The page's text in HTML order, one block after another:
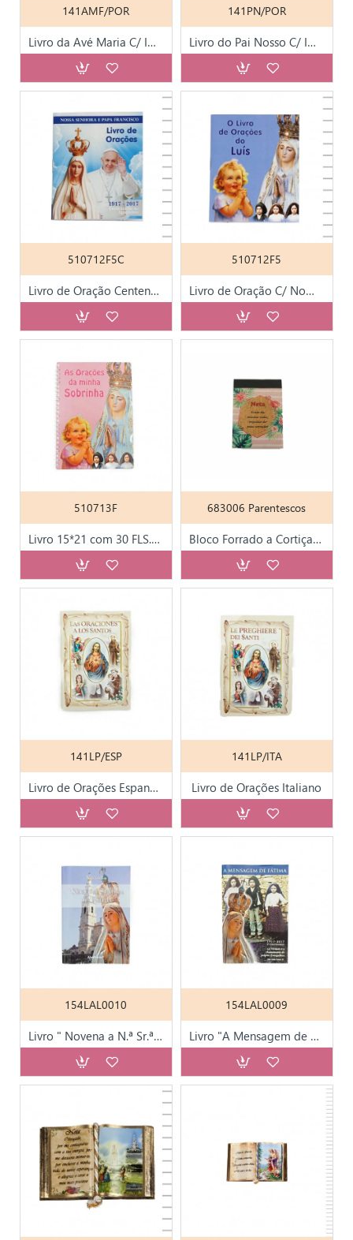
141AMF/POR
Livro da Avé Maria C/ Imagens
141PN/POR
Livro do Pai Nosso C/ Imagens
510712F5C
Livro de Oração Centenário Aparições
510712F5
Livro de Oração C/ Nomes - 95 Nomes
510713F
Livro 15*21 com 30 FLS.de Orações
683006 Parentescos
Bloco Forrado a Cortiça Div. Motivos
141LP/ESP
Livro de Orações Espanhol
141LP/ITA
Livro de Orações Italiano
154LAL0010
Livro " Novena a N.ª Sr.ª de Fátima" Div. Línguas
154LAL0009
Livro "A Mensagem de Fátima" Diversas Linguas